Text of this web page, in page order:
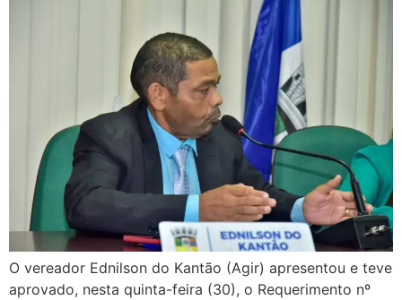
O vereador Ednilson do Kantão (Agir) apresentou e teve
aprovado, nesta quinta-feira (30), o Requerimento nº